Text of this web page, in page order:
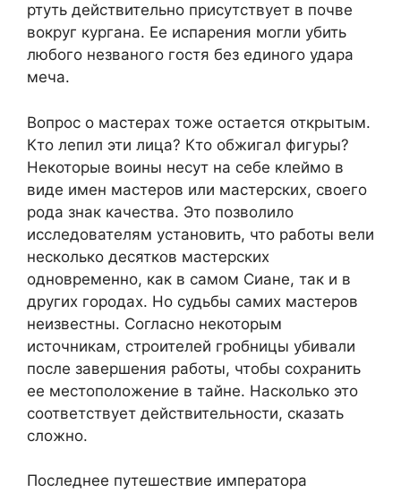
ртуть действительно присутствует в почве
вокруг кургана. Ее испарения могли убить
любого незваного гостя без единого удара
меча.
Вопрос о мастерах тоже остается открытым.
Кто лепил эти лица? Кто обжигал фигуры?
Некоторые воины несут на себе клеймо в
виде имен мастеров или мастерских, своего
рода знак качества. Это позволило
исследователям установить, что работы вели
несколько десятков мастерских
одновременно, как в самом Сиане, так и в
других городах. Но судьбы самих мастеров
неизвестны. Согласно некоторым
источникам, строителей гробницы убивали
после завершения работы, чтобы сохранить
ее местоположение в тайне. Насколько это
соответствует действительности, сказать
сложно.
Последнее путешествие императора